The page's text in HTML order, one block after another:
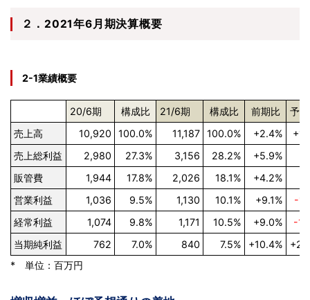
２．2021年6月期決算概要
2-1業績概要
20/6期 構成比 21/6期 構成比 前期比
予
売上高
10,920 100.0% 11,187 100.0% +2.4%
売上総利益
2,980 27.3% 3,156 28.2%
+5.9%
販管費
1,944 17.8% 2,026 18.1%
+4.2%
営業利益
1,036 9.5% 1,130 10.1% +9.1%
-
経常利益
1,074 9.8% 1,171 10.5% +9.0%
-
当期純利益
762 7.0% 840 7.5% +10.4%
* 単位：百万円